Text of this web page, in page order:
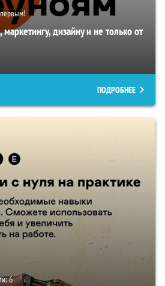
дизайну и не только от
ПОДРОБНЕЕ
6